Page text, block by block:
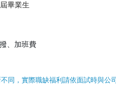
畢業生
、加班費
同，實際職缺福利請依面試時與公